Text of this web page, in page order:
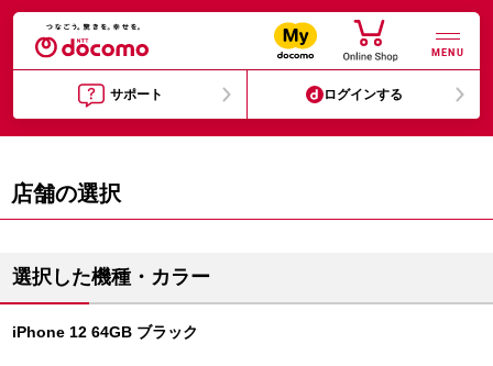
MENU
サポート ログインする
店舗の選択
選択した機種・カラー
iPhone 12 64GB ブラック